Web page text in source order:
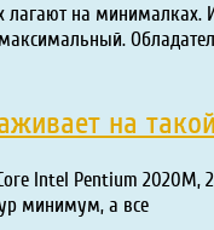
на минималках.
на
Intel Pentium 2020M,
минимум, а все